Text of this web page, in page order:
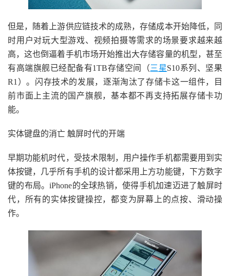
但是，随着上游供应链技术的成熟，存储成本开始降低，同
时用户对玩大型游戏、视频拍摄等需求的场景要求越来越
高，这也倒逼着手机市场开始推出大存储容量的机型，甚至
有高端旗舰已经配备有1TB存储空间（三星S10系列、坚果
R1）。闪存技术的发展，逐渐淘汰了存储卡这一组件，目
前市面上主流的国产旗舰，基本都不再支持拓展存储卡功
能。
实体键盘的消亡 触屏时代的开端
早期功能机时代，受技术限制，用户操作手机都需要用到实
体按键，几乎所有手机的设计都采用上方功能键，下方数字
键的布局。iPhone的全球热销，使得手机加速迈进了触屏时
代，所有的实体按键操控，都变为屏幕上的点按、滑动操
作。